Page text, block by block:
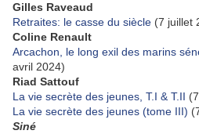
Gilles Raveaud
Retraites: le casse du siècle (7 juillet
Coline Renault
Arcachon, le long exil des marins
avril 2024)
Riad Sattouf
La vie secrète des jeunes, T.I & T.II
La vie secrète des jeunes (tome III)
Siné